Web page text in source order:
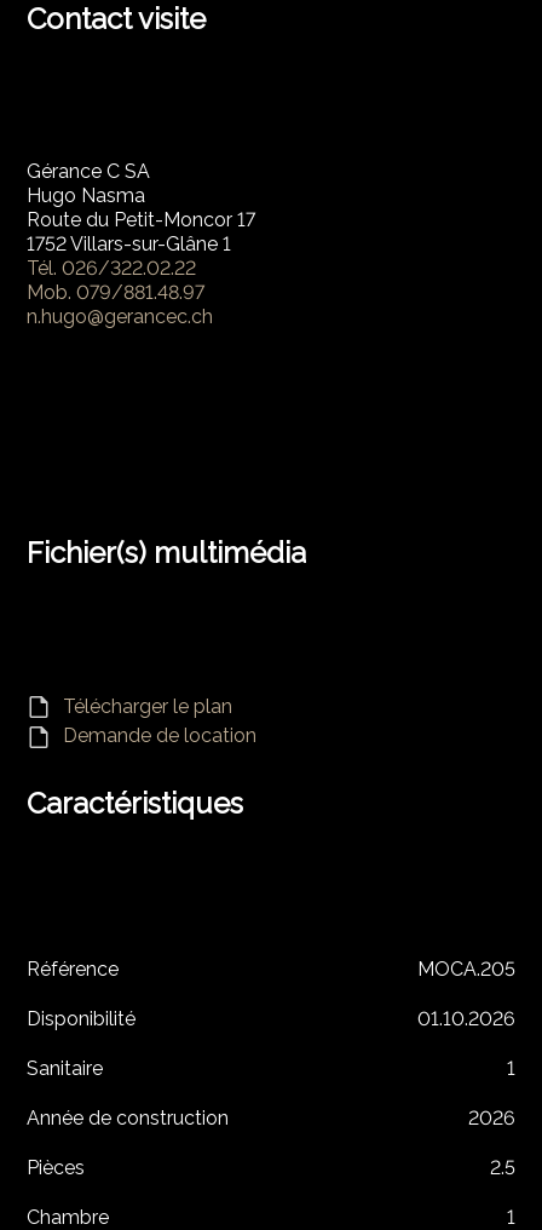
Contact visite
Gérance C SA
Hugo Nasma
Route du Petit-Moncor 17
1752 Villars-sur-Glâne 1
Tél.026/322.02.22
Mob.079/881.48.97
n.hugo@gerancec.ch
Fichier(s) multimédia
Télécharger le plan
Demande de location
Caractéristiques
Référence MOCA.205
Disponibilité 01.10.2026
Sanitaire 1
Année de construction 2026
Pièces 2.5
Chambre 1